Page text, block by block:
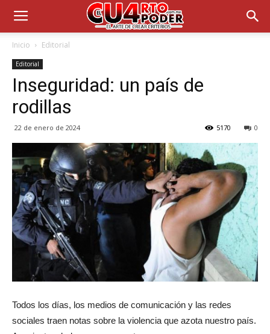
Inicio Editorial
Editorial
Inseguridad: un país de
rodillas
22 de enero de 2024 0
5170
Todos los días, los medios de comunicación y las redes
sociales traen notas sobre la violencia que azota nuestro país.